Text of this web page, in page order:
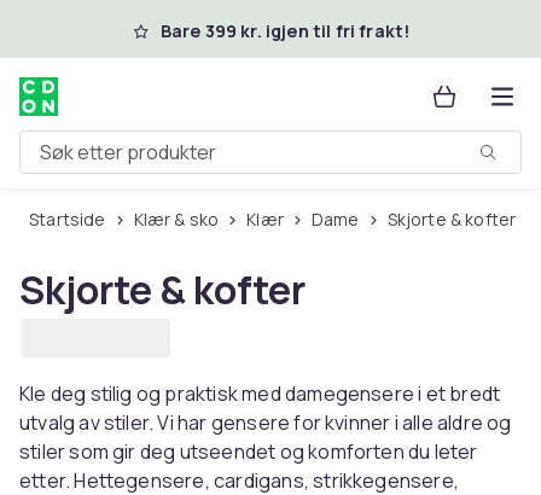
Hopp til hovedinnholdBare 399 kr. igjen til fri frakt!
Søk etter produkter
Startside Klær & sko Klær Dame Skjorte & kofter
Skjorte & kofter
Kle deg stilig og praktisk med damegensere i et bredt
utvalg av stiler. Vi har gensere for kvinner i alle aldre og
stiler som gir deg utseendet og komforten du leter
etter. Hettegensere, cardigans, strikkegensere,